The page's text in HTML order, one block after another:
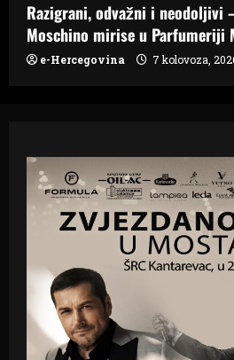
Razigrani, odvažni i neodoljivi
Moschino mirise u Parfumeriji
e-Hercegovina 7 kolovoza,